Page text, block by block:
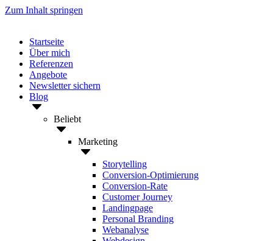
Zum Inhalt springen
Startseite
Über mich
Referenzen
Angebote
Newsletter sichern
Blog
Beliebt
Marketing
Storytelling
Conversion-Optimierung
Conversion-Rate
Customer Journey
Landingpage
Personal Branding
Webanalyse